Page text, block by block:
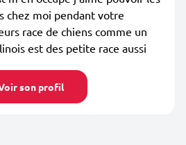
chez moi pendant votre
race de chiens comme un
est des petite race aussi
son profil